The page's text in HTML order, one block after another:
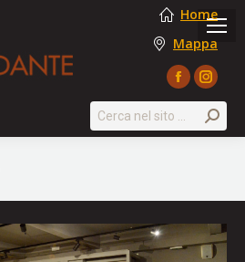
Home
Mappa
Facebook
opens
window
page
opens
Search: